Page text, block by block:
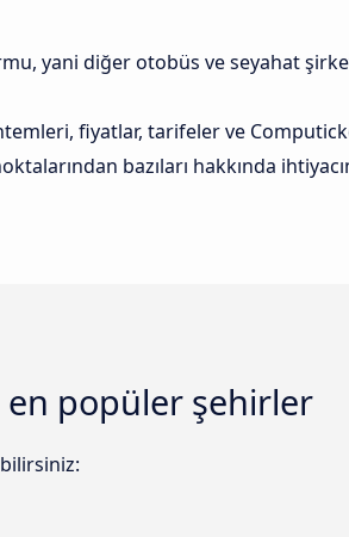
yani diğer otobüs ve seyahat
fiyatlar, tarifeler ve
bazıları hakkında
popüler şehirler